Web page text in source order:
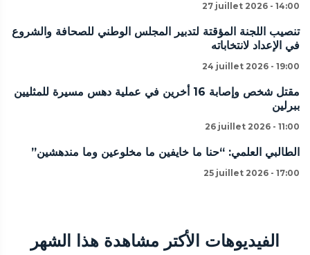
27 juillet 2026 - 14:00
تنصيب اللجنة المؤقتة لتدبير المجلس الوطني للصحافة والشروع
في الإعداد لانتخاباته
24 juillet 2026 - 19:00
مقتل شخص وإصابة 16 أخرين في عملية دهس مسيرة للمثليين
ببرلين
26 juillet 2026 - 11:00
الطالبي العلمي: “حنا ما خايفين ما مخلوعين وما مندهشين”
25 juillet 2026 - 17:00
الفيديوهات الأكتر مشاهدة هذا الشهر